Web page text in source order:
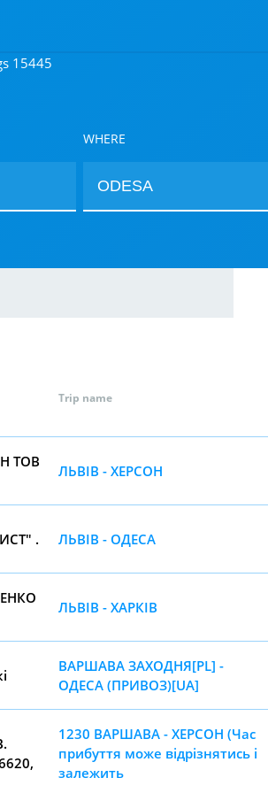
15445
WHERE
Trip name
ТОВ
ЛЬВІВ - ХЕРСОН
. ЛЬВІВ - ОДЕСА
ЛЬВІВ - ХАРКІВ
ВАРШАВА ЗАХОДНЯ[PL] -
ОДЕСА (ПРИВОЗ)[UA]
1230 ВАРШАВА - ХЕРСОН (Час
прибуття може відрізнятись і
залежить